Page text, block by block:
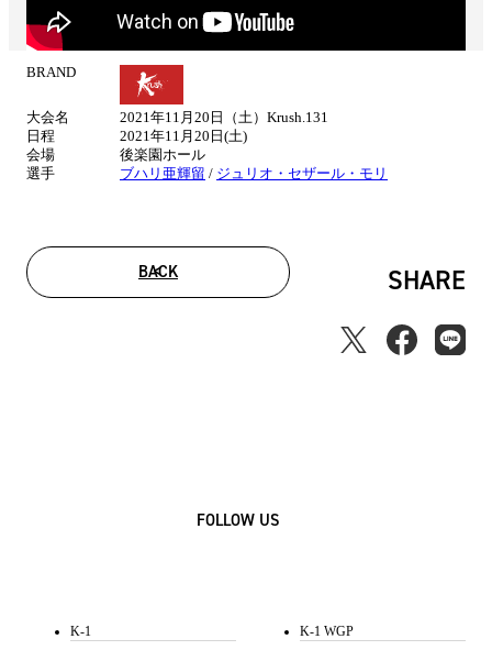
BRAND
大会名
2021年11月20日（土）Krush.131
日程
2021年11月20日(土)
会場
後楽園ホール
選手
ブハリ亜輝留 / ジュリオ・セザール・モリ
BACK SHARE
FOLLOW US
K-1 K-1 WGP